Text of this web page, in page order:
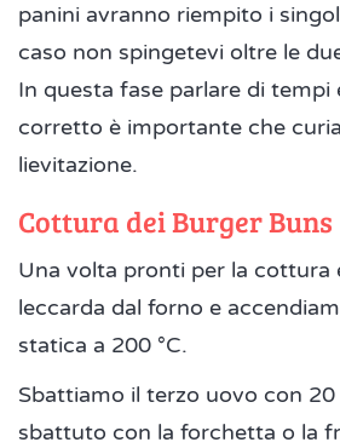
panini avranno riempito i
caso non spingetevi oltre le
In questa fase parlare di tempi
corretto è importante che
lievitazione.
Cottura dei Burger Buns
Una volta pronti per la cottura
leccarda dal forno e
statica a 200 °C.
Sbattiamo il terzo uovo con
sbattuto con la forchetta o la